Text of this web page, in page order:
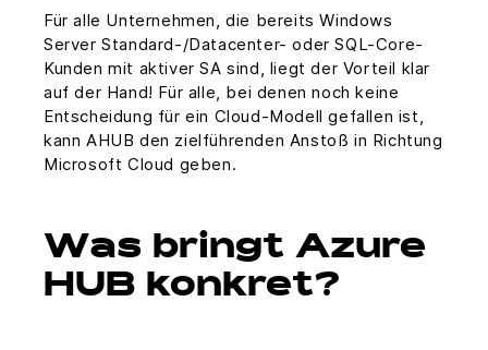
Für alle Unternehmen, die bereits Windows
Server Standard-/Datacenter- oder SQL-Core-
Kunden mit aktiver SA sind, liegt der Vorteil klar
auf der Hand! Für alle, bei denen noch keine
Entscheidung für ein Cloud-Modell gefallen ist,
kann AHUB den zielführenden Anstoß in Richtung
Microsoft Cloud geben.
Was bringt Azure
HUB konkret?